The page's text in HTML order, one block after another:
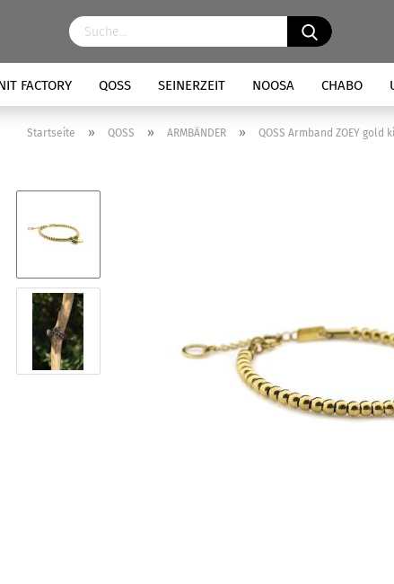
FACTORY QOSS SEINERZEIT NOOSA CHABO
Startseite » QOSS » ARMBÄNDER » QOSS Armband ZOEY